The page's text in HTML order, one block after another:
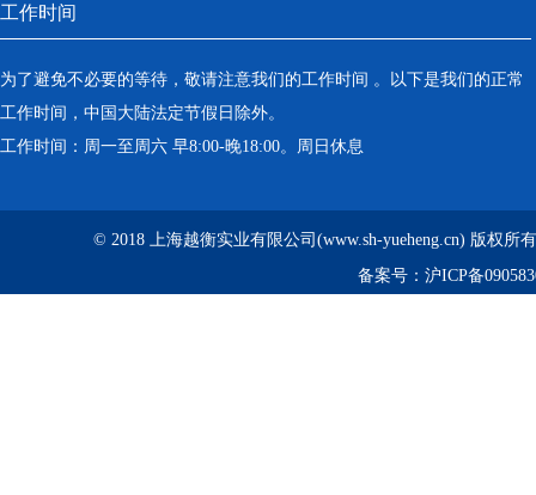
工作时间
为了避免不必要的等待，敬请注意我们的工作时间 。以下是我们的正常
工作时间，中国大陆法定节假日除外。
工作时间：周一至周六 早8:00-晚18:00。周日休息
© 2018 上海越衡实业有限公司(www.sh-yueheng.cn) 版权所
备案号： 沪ICP备